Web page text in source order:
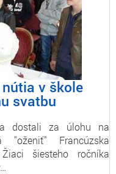
v škole
svatbu
dostali za úlohu na
Francúzska
šiesteho ročníka